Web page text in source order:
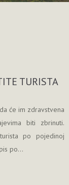
TURISTA
će im zdravstvena
biti zbrinuti.
po pojedinoj
po...